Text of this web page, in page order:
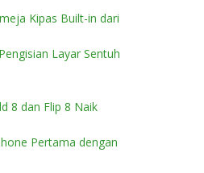
Kipas Built-in dari
Layar Sentuh
8 dan Flip 8 Naik
Pertama dengan